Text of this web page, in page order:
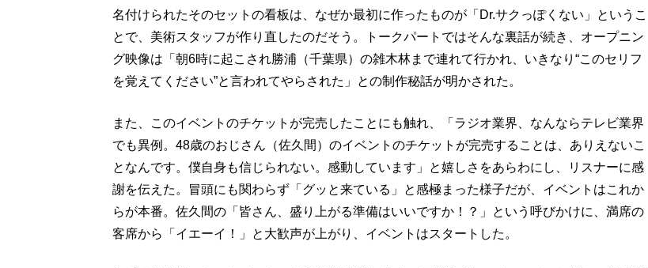
名付けられたそのセットの看板は、なぜか最初に作ったものが「Dr.サクっぽくない」というこ
とで、美術スタッフが作り直したのだそう。トークパートではそんな裏話が続き、オープニン
グ映像は「朝6時に起こされ勝浦（千葉県）の雑木林まで連れて行かれ、いきなり“このセリフ
を覚えてください”と言われてやらされた」との制作秘話が明かされた。
また、このイベントのチケットが完売したことにも触れ、「ラジオ業界、なんならテレビ業界
でも異例。48歳のおじさん（佐久間）のイベントのチケットが完売することは、ありえないこ
となんです。僕自身も信じられない。感動しています」と嬉しさをあらわにし、リスナーに感
謝を伝えた。冒頭にも関わらず「グッと来ている」と感極まった様子だが、イベントはこれか
らが本番。佐久間の「皆さん、盛り上がる準備はいいですか！？」という呼びかけに、満席の
客席から「イエーイ！」と大歓声が上がり、イベントはスタートした。